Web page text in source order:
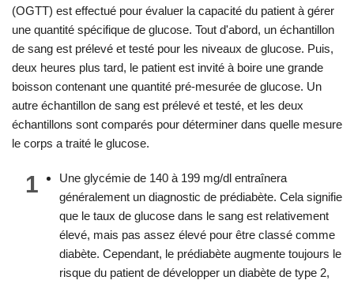
(OGTT) est effectué pour évaluer la capacité du patient à gérer
une quantité spécifique de glucose. Tout d'abord, un échantillon
de sang est prélevé et testé pour les niveaux de glucose. Puis,
deux heures plus tard, le patient est invité à boire une grande
boisson contenant une quantité pré-mesurée de glucose. Un
autre échantillon de sang est prélevé et testé, et les deux
échantillons sont comparés pour déterminer dans quelle mesure
le corps a traité le glucose.
1
Une glycémie de 140 à 199 mg/dl entraînera
généralement un diagnostic de prédiabète. Cela signifie
que le taux de glucose dans le sang est relativement
élevé, mais pas assez élevé pour être classé comme
diabète. Cependant, le prédiabète augmente toujours le
risque du patient de développer un diabète de type 2,